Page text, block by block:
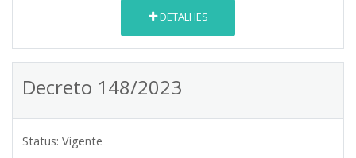
DETALHES
Decreto 148/2023
Status: Vigente